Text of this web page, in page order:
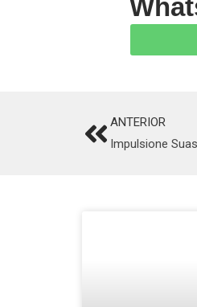
PrevANTERIOR
Impulsione